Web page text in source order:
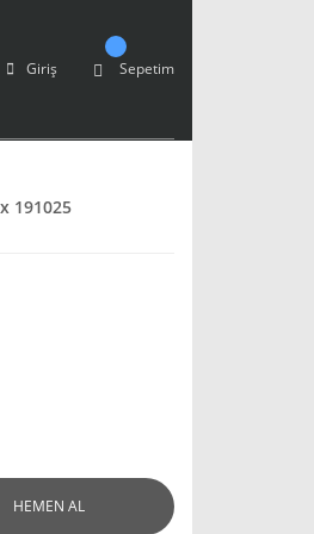
Giriş Sepetim
191025
HEMEN AL